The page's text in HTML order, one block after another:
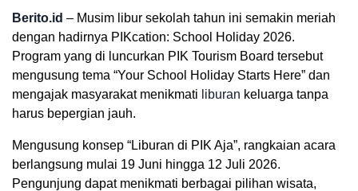
Berito.id – Musim libur sekolah tahun ini semakin meriah
dengan hadirnya PIKcation: School Holiday 2026.
Program yang di luncurkan PIK Tourism Board tersebut
mengusung tema “Your School Holiday Starts Here” dan
mengajak masyarakat menikmati liburan keluarga tanpa
harus bepergian jauh.
Mengusung konsep “Liburan di PIK Aja”, rangkaian acara
berlangsung mulai 19 Juni hingga 12 Juli 2026.
Pengunjung dapat menikmati berbagai pilihan wisata,